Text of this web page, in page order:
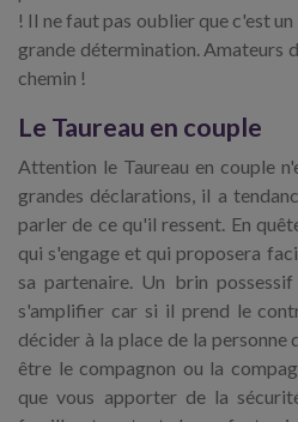
! Il ne faut pas oublier que c'est
grande détermination. Amateurs
chemin !
Le Taureau en couple
Attention le Taureau en couple
grandes déclarations, il a
parler de ce qu'il ressent. En
qui s'engage et qui proposera
sa partenaire. Un brin
s'amplifier car si il prend le
décider à la place de la
être le compagnon ou la
que vous apporter de la